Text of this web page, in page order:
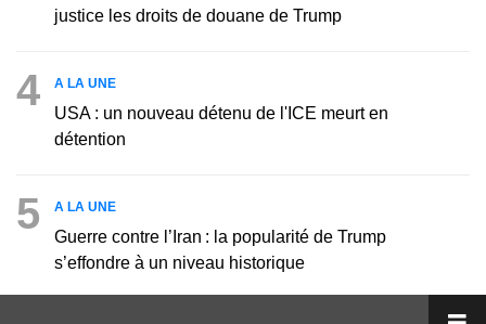
justice les droits de douane de Trump
4 A LA UNE
USA : un nouveau détenu de l'ICE meurt en
détention
5 A LA UNE
Guerre contre l’Iran : la popularité de Trump
s’effondre à un niveau historique